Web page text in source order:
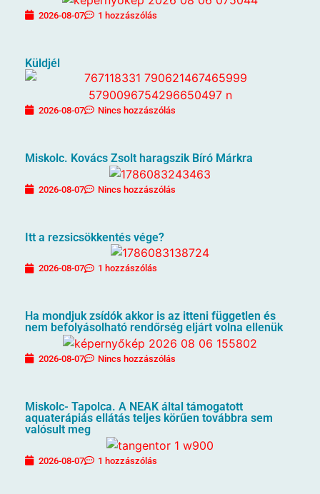
2026-08-07 1 hozzászólás
Küldjél
2026-08-07 Nincs hozzászólás
Miskolc. Kovács Zsolt haragszik Bíró Márkra
2026-08-07 Nincs hozzászólás
Itt a rezsicsökkentés vége?
2026-08-07 1 hozzászólás
Ha mondjuk zsídók akkor is az itteni független és
nem befolyásolható rendőrség eljárt volna ellenük
2026-08-07 Nincs hozzászólás
Miskolc- Tapolca. A NEAK által támogatott
aquaterápiás ellátás teljes körűen továbbra sem
valósult meg
2026-08-07 1 hozzászólás